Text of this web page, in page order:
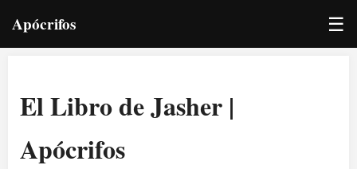
Apócrifos ☰
El Libro de Jasher |
Apócrifos